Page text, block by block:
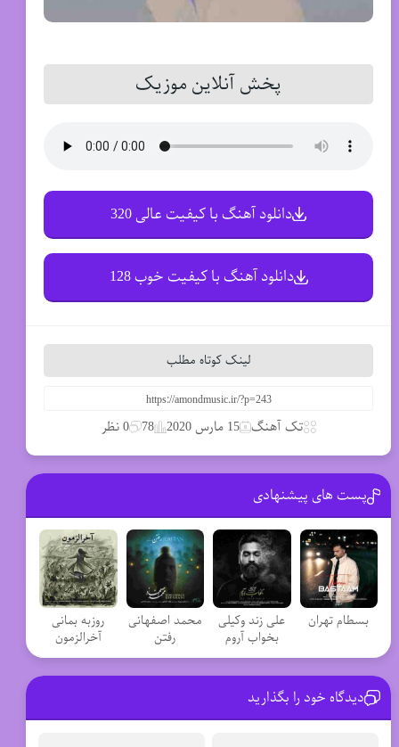
پخش آنلاین موزیک
دانلود آهنگ با کیفیت عالی 320
دانلود آهنگ با کیفیت خوب 128
لینک کوتاه مطلب
تک آهنگ 15 مارس 2020 78 0 نظر
پست های پیشنهادی
بسطام تهران
علی زند وکیلی
بخواب آروم
محمد اصفهانی
رفتن
روزبه بمانی
آخرالزمون
دیدگاه خود را بگذارید